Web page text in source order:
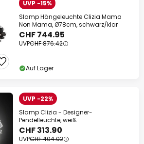
UVP -15%
Slamp Hängeleuchte Clizia Mama
Non Mama, Ø78cm, schwarz/klar
CHF 744.95
UVPCHF 876.42
Auf Lager
UVP -22%
Slamp Clizia - Designer-
Pendelleuchte, weiß
CHF 313.90
UVPCHF 404.02